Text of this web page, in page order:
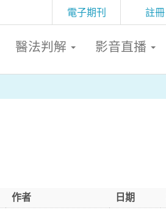
註冊
電子期刊
醫法判解 影音直播
作者 日期